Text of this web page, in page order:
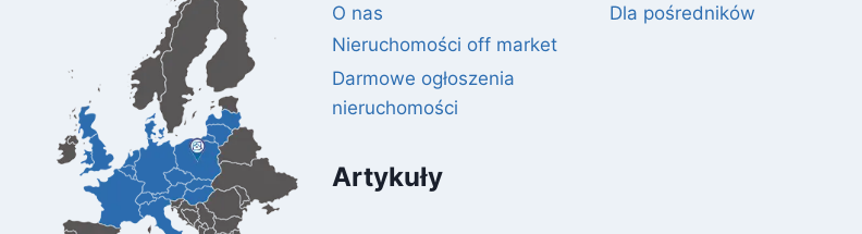
O nas
Nieruchomości off market
Darmowe ogłoszenia
nieruchomości
Artykuły
Dla pośredników